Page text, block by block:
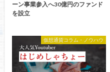
ーン事業参入へ30億円のファンド
を設立
仮想通貨コラム・ノウハウ